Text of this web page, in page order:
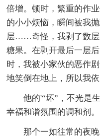
倍增。顿时，繁重的作
的小小烦恼，瞬间被我
层……奇怪，我剥了数层
糖果。在剥开最后一层
时，我被小家伙的恶作
地笑倒在地上，所以我依
他的'“坏”，不光是生
幸福和谐氛围的调和剂。
那个一如往常的夜晚